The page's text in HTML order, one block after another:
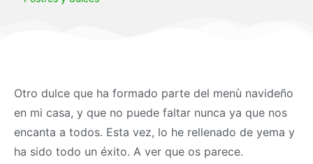
Otro dulce que ha formado parte del menù navideño
en mi casa, y que no puede faltar nunca ya que nos
encanta a todos. Esta vez, lo he rellenado de yema y
ha sido todo un éxito. A ver que os parece.